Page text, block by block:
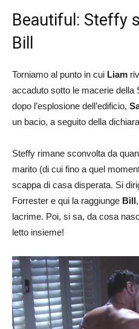
Beautiful: Steffy
Bill
Torniamo al punto in cui Liam
accaduto sotto le macerie della
dopo l’esplosione dell’edificio,
un bacio, a seguito della
Steffy rimane sconvolta da
marito (di cui fino a quel
scappa di casa disperata. Si
Forrester e qui la raggiunge Bill
lacrime. Poi, si sa, da cosa
letto insieme!